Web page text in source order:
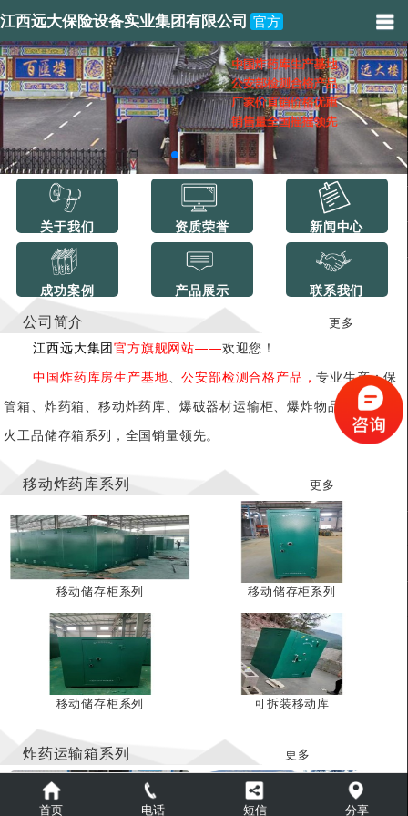
江西远大保险设备实业集团有限公司 官方
关于我们 资质荣誉 新闻中心
成功案例 产品展示 联系我们
公司简介 更多
江西远大集团官方旗舰网站——欢迎您！
中国炸药库房生产基地 、公安部检测合格产品，专业生产：保
管箱、炸药箱、移动炸药库、爆破器材运输柜、爆炸物品储存柜、
火工品储存箱系列，全国销量领先。
移动炸药库系列 更多
移动储存柜系列 移动储存柜系列
移动储存柜系列 可拆装移动库
炸药运输箱系列 更多
首页 电话 短信 分享